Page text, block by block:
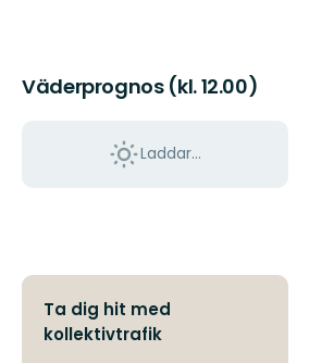
Väderprognos (kl. 12.00)
Laddar...
Ta dig hit med
kollektivtrafik